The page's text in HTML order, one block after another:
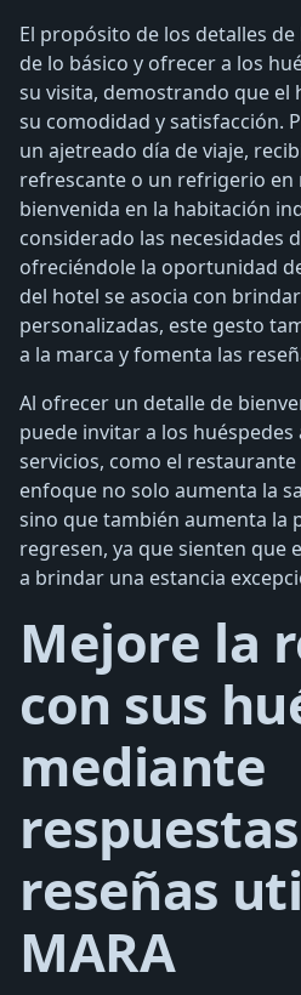
El propósito de los detalles
de lo básico y ofrecer a los
su visita, demostrando que el
su comodidad y satisfacción.
un ajetreado día de viaje,
refrescante o un refrigerio en
bienvenida en la habitación
considerado las necesidades
ofreciéndole la oportunidad
del hotel se asocia con
personalizadas, este gesto
a la marca y fomenta las
Al ofrecer un detalle de
puede invitar a los
servicios, como el restaurante
enfoque no solo aumenta la
sino que también aumenta la
regresen, ya que sienten que
a brindar una estancia
Mejore la
con sus
mediante
reseñas
MARA